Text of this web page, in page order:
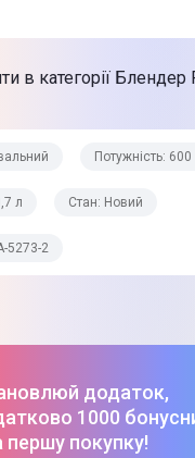
в категорії
Потужність: 600
л Стан: Новий
5273-2
додаток,
1000
першу покупку!